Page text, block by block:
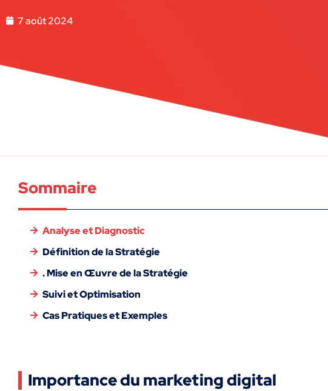
7 août 2024
Sommaire
Analyse et Diagnostic
Définition de la Stratégie
. Mise en Œuvre de la Stratégie
Suivi et Optimisation
Cas Pratiques et Exemples
Importance du marketing digital